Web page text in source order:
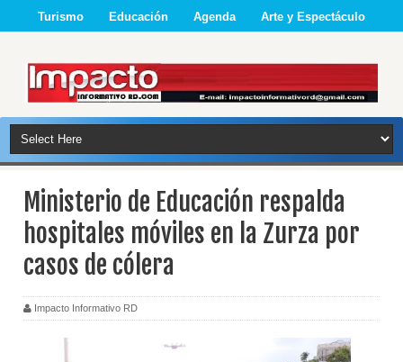
Turismo Educación Agenda Arte y Espectáculo
Ministerio de Educación respalda
hospitales móviles en la Zurza por
casos de cólera
Impacto Informativo RD